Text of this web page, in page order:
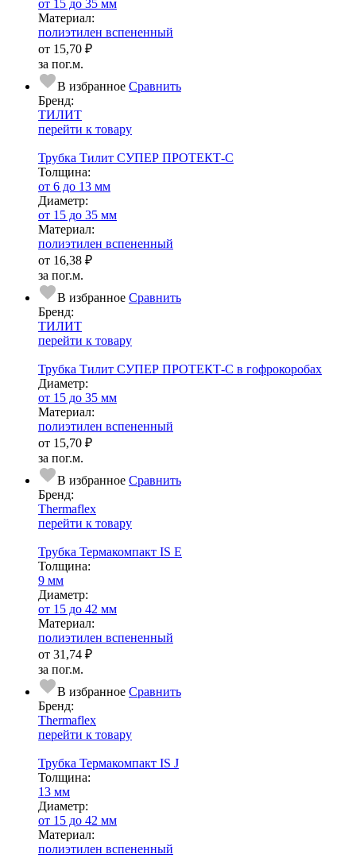
от 15 до 35 мм
Ма­­те­­ри­­ал:
полиэтилен вспененный
от 15,70 ₽
за пог.м.
В избранное Сравнить
Бренд:
ТИЛИТ
перейти к товару
Трубка Тилит СУПЕР ПРОТЕКТ-С
Тол­щи­на:
от 6 до 13 мм
Диаметр:
от 15 до 35 мм
Ма­­те­­ри­­ал:
полиэтилен вспененный
от 16,38 ₽
за пог.м.
В избранное Сравнить
Бренд:
ТИЛИТ
перейти к товару
Трубка Тилит СУПЕР ПРОТЕКТ-С в гофрокоробах
Диаметр:
от 15 до 35 мм
Ма­­те­­ри­­ал:
полиэтилен вспененный
от 15,70 ₽
за пог.м.
В избранное Сравнить
Бренд:
Thermaflex
перейти к товару
Трубка Термакомпакт IS E
Тол­щи­на:
9 мм
Диаметр:
от 15 до 42 мм
Ма­­те­­ри­­ал:
полиэтилен вспененный
от 31,74 ₽
за пог.м.
В избранное Сравнить
Бренд:
Thermaflex
перейти к товару
Трубка Термакомпакт IS J
Тол­щи­на:
13 мм
Диаметр:
от 15 до 42 мм
Ма­­те­­ри­­ал:
полиэтилен вспененный